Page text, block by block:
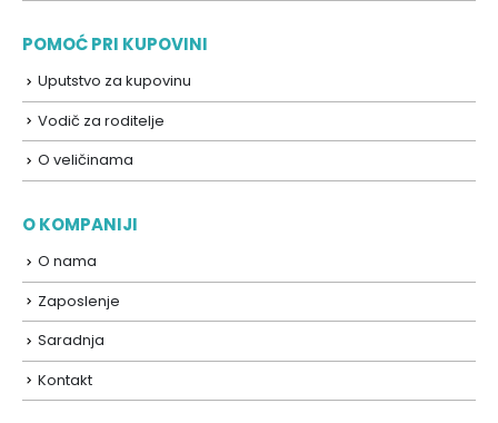
POMOĆ PRI KUPOVINI
Uputstvo za kupovinu
Vodič za roditelje
O veličinama
O KOMPANIJI
O nama
Zaposlenje
Saradnja
Kontakt